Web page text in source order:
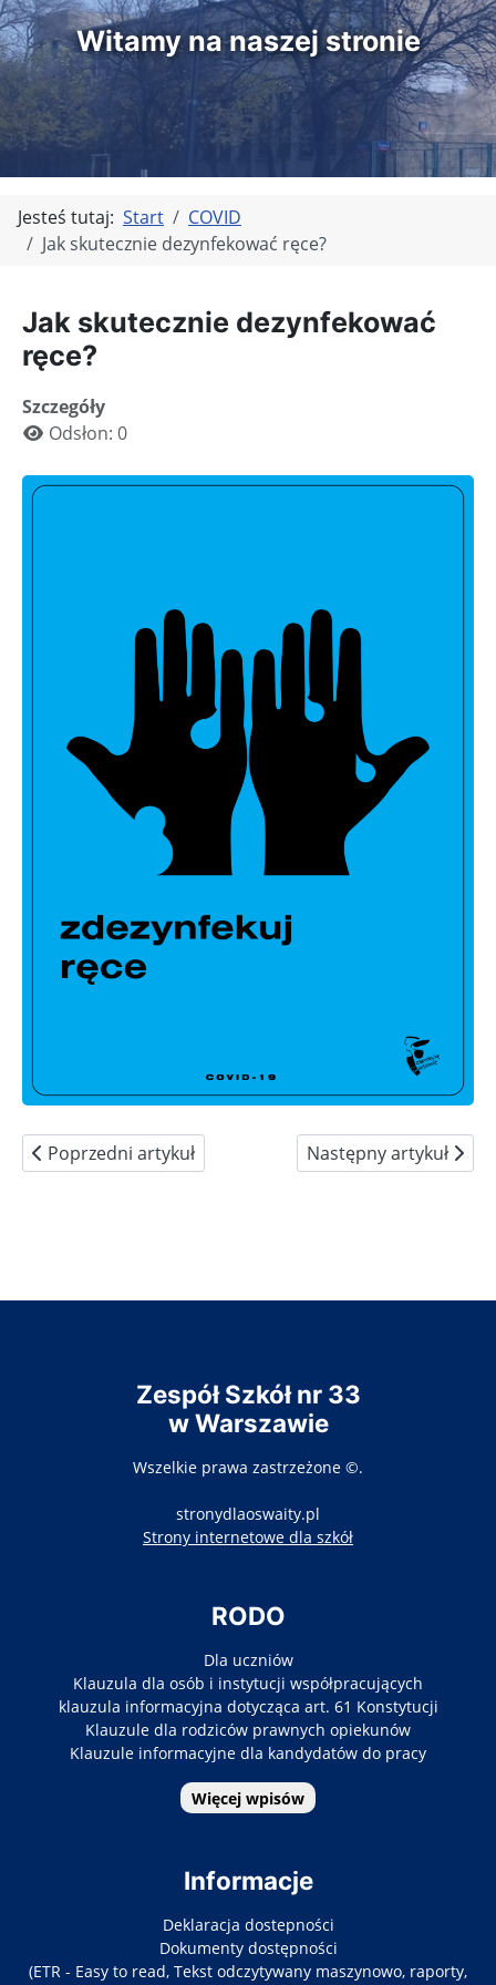
Witamy na naszej stronie
Jesteś tutaj: Start
COVID
Jak skutecznie dezynfekować ręce?
Jak skutecznie dezynfekować
ręce?
Szczegóły
Odsłon: 0
Poprzedni artykuł: Kontakt do stacji Sanepidu
Poprzedni artykuł Następny artykuł: Jak
Następny artykuł
Zespół Szkół nr 33
w Warszawie
Wszelkie prawa zastrzeżone ©.
stronydlaoswaity.pl
Strony internetowe dla szkółotwiera się w
RODO
Dla uczniów
Klauzula dla osób i instytucji współpracujących
klauzula informacyjna dotycząca art. 61 Konstytucji
Klauzule dla rodziców prawnych opiekunów
Klauzule informacyjne dla kandydatów do pracy
Więcej wpisów
Informacje
Deklaracja dostepności
Dokumenty dostępności
(ETR - Easy to read, Tekst odczytywany maszynowo, raporty,